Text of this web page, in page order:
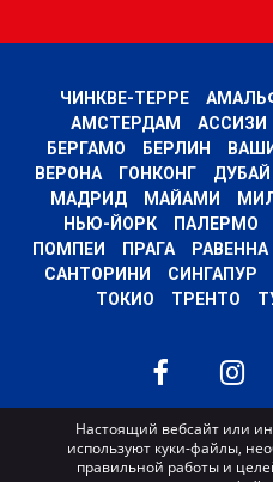
ЧИНКВЕ-ТЕРРЕ
АМСТЕРДАМ
АССИЗИ
БЕРГАМО
БЕРЛИН
ВЕРОНА
ГОНКОНГ ДУБАЙ
МАДРИД
МАЙАМИ
НЬЮ-ЙОРК
ПАЛЕРМО
ПОМПЕИ
ПРАГА РАВЕННА
САНТОРИНИ
СИНГАПУР
ТОКИО
ТРЕНТО
P.I. e C.F. 04201270164 Via Marconi,
delle imprese di Bergamo con n°
Настоящий вебсайт или
используют куки-файлы,
правильной работы и